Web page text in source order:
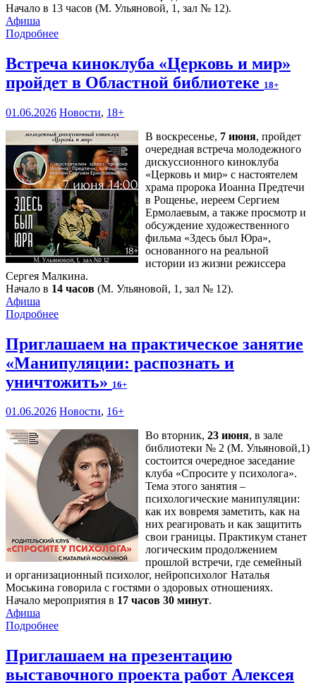
Начало в 13 часов (М. Ульяновой, 1, зал № 12).
Афиша
Подробнее
Встреча киноклуба «Церковь и мир»
пройдет в Областной библиотеке 18+
01.06.2026 Новости, 18+
В воскресенье, 7 июня, пройдет
очередная встреча молодежного
дискуссионного киноклуба
«Церковь и мир» с настоятелем
храма пророка Иоанна Предтечи
в Рощенье, иереем Сергием
Ермолаевым, а также просмотр и
обсуждение художественного
фильма «Здесь был Юра»,
основанного на реальной
истории из жизни режиссера
Сергея Малкина.
Начало в 14 часов (М. Ульяновой, 1, зал № 12).
Афиша
Подробнее
Приглашаем на практическое занятие
«Манипуляции: распознать и
уничтожить» 16+
01.06.2026 Новости, 16+
Во вторник, 23 июня, в зале
библиотеки № 2 (М. Ульяновой,1)
состоится очередное заседание
клуба «Спросите у психолога».
Тема этого занятия –
психологические манипуляции:
как их вовремя заметить, как на
них реагировать и как защитить
свои границы. Практикум станет
логическим продолжением
прошлой встречи, где семейный
и организационный психолог, нейропсихолог Наталья
Моськина говорила с гостями о здоровых отношениях.
Начало мероприятия в 17 часов 30 минут.
Афиша
Подробнее
Приглашаем на презентацию
выставочного проекта работ Алексея